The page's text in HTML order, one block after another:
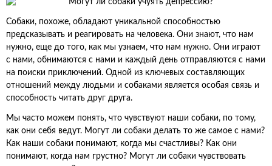
Собаки, похоже, обладают уникальной способностью
предсказывать и реагировать на человека. Они знают, что нам
нужно, еще до того, как мы узнаем, что нам нужно. Они играют
с нами, обнимаются с нами и каждый день отправляются с нами
на поиски приключений. Одной из ключевых составляющих
отношений между людьми и собаками является особая связь и
способность читать друг друга.
Мы часто можем понять, что чувствуют наши собаки, по тому,
как они себя ведут. Могут ли собаки делать то же самое с нами?
Как наши собаки понимают, когда мы счастливы? Как они
понимают, когда нам грустно? Могут ли собаки чувствовать